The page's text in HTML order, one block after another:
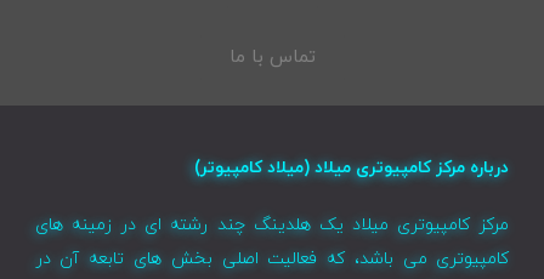
تماس با ما
درباره مرکز کامپیوتری میلاد (میلاد کامپیوتر)
مرکز کامپیوتری میلاد یک هلدینگ چند رشته ای در زمینه های
کامپیوتری می باشد، که فعالیت اصلی بخش های تابعه آن در